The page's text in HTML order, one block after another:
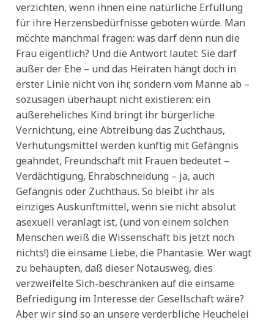
verzichten, wenn ihnen eine natürliche Erfüllung
für ihre Herzensbedürfnisse geboten würde. Man
möchte manchmal fragen: was darf denn nun die
Frau eigentlich? Und die Antwort lautet: Sie darf
außer der Ehe – und das Heiraten hängt doch in
erster Linie nicht von ihr, sondern vom Manne ab –
sozusagen überhaupt nicht existieren: ein
außereheliches Kind bringt ihr bürgerliche
Vernichtung, eine Abtreibung das Zuchthaus,
Verhütungsmittel werden künftig mit Gefängnis
geahndet, Freundschaft mit Frauen bedeutet –
Verdächtigung, Ehrabschneidung – ja, auch
Gefängnis oder Zuchthaus. So bleibt ihr als
einziges Auskunftmittel, wenn sie nicht absolut
asexuell veranlagt ist, (und von einem solchen
Menschen weiß die Wissenschaft bis jetzt noch
nichts!) die einsame Liebe, die Phantasie. Wer wagt
zu behaupten, daß dieser Notausweg, dies
verzweifelte Sich-beschränken auf die einsame
Befriedigung im Interesse der Gesellschaft wäre?
Aber wir sind so an unsere verderbliche Heuchelei